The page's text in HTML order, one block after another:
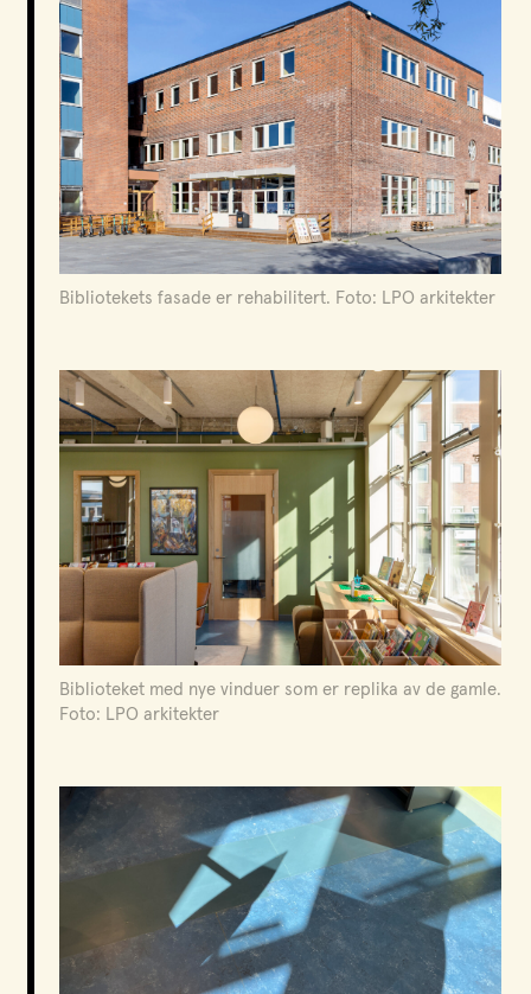
Bibliotekets fasade er rehabilitert. Foto: LPO arkitekter
Biblioteket med nye vinduer som er replika av de gamle.
Foto: LPO arkitekter